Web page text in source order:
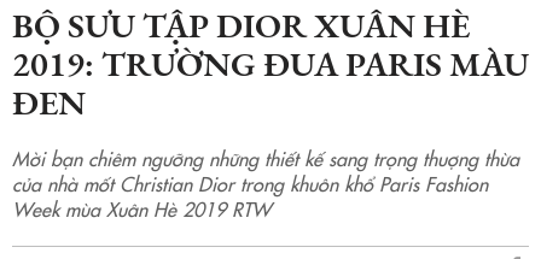
BỘ SƯU TẬP DIOR XUÂN HÈ
2019: TRƯỜNG ĐUA PARIS MÀU
ĐEN
Mời bạn chiêm ngưỡng những thiết kế sang trọng thuợng thừa
của nhà mốt Christian Dior trong khuôn khổ Paris Fashion
Week mùa Xuân Hè 2019 RTW